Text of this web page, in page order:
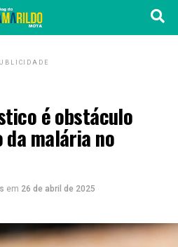
é obstáculo
malária no
em 26 de abril de 2025